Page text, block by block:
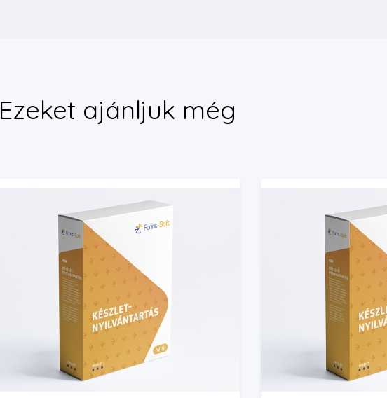
Ezeket ajánljuk még